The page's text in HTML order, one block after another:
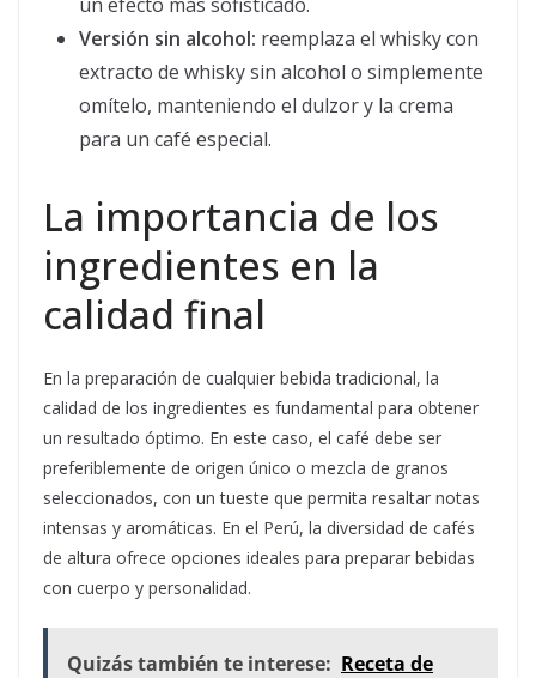
Versión sin alcohol: reemplaza el whisky con
extracto de whisky sin alcohol o simplemente
omítelo, manteniendo el dulzor y la crema
para un café especial.
La importancia de los
ingredientes en la
calidad final
En la preparación de cualquier bebida tradicional, la
calidad de los ingredientes es fundamental para obtener
un resultado óptimo. En este caso, el café debe ser
preferiblemente de origen único o mezcla de granos
seleccionados, con un tueste que permita resaltar notas
intensas y aromáticas. En el Perú, la diversidad de cafés
de altura ofrece opciones ideales para preparar bebidas
con cuerpo y personalidad.
Quizás también te interese: Receta de